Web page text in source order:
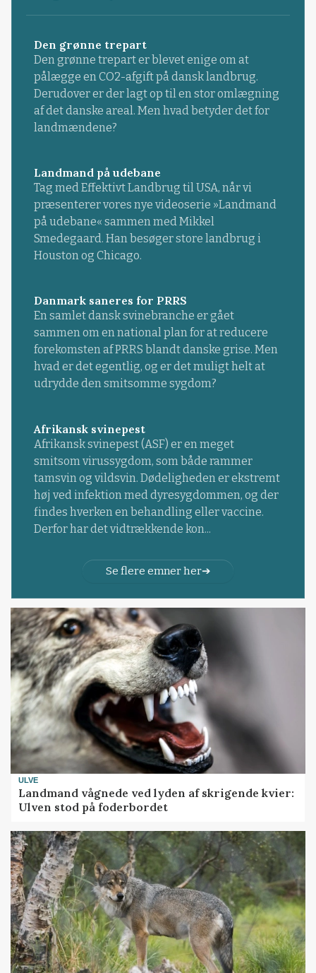
Den grønne trepart
Den grønne trepart er blevet enige om at
pålægge en CO2-afgift på dansk landbrug.
Derudover er der lagt op til en stor omlægning
af det danske areal. Men hvad betyder det for
landmændene?
Landmand på udebane
Tag med Effektivt Landbrug til USA, når vi
præsenterer vores nye videoserie »Landmand
på udebane« sammen med Mikkel
Smedegaard. Han besøger store landbrug i
Houston og Chicago.
Danmark saneres for PRRS
En samlet dansk svinebranche er gået
sammen om en national plan for at reducere
forekomsten af PRRS blandt danske grise. Men
hvad er det egentlig, og er det muligt helt at
udrydde den smitsomme sygdom?
Afrikansk svinepest
Afrikansk svinepest (ASF) er en meget
smitsom virussygdom, som både rammer
tamsvin og vildsvin. Dødeligheden er ekstremt
høj ved infektion med dyresygdommen, og der
findes hverken en behandling eller vaccine.
Derfor har det vidtrækkende kon...
Se flere emner her
ULVE
Landmand vågnede ved lyden af skrigende kvier:
Ulven stod på foderbordet